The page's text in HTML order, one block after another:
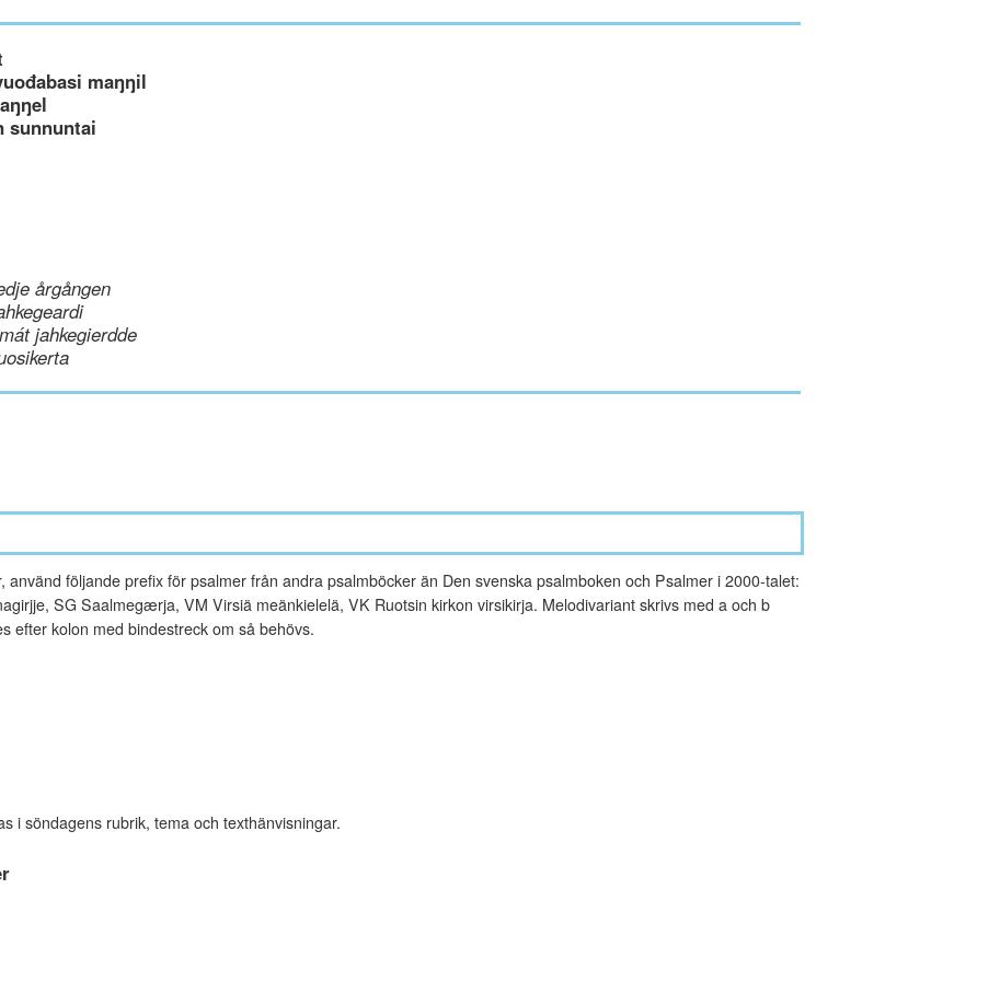
maŋŋil
sunnuntai
årgången
jahkegierdde
följande prefix för psalmer från andra psalmböcker än Den svenska psalmboken och Psalmer i 2000-talet:
SG Saalmegærja, VM Virsiä meänkielelä, VK Ruotsin kirkon virsikirja. Melodivariant skrivs med a och b
efter kolon med bindestreck om så behövs.
i söndagens rubrik, tema och texthänvisningar.